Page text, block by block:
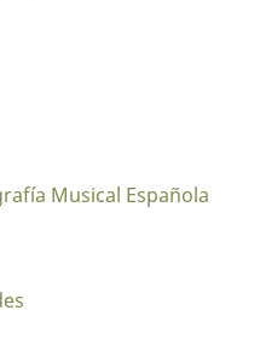
Musical Española